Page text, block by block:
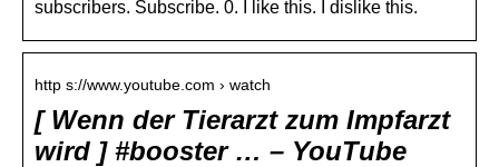
subscribers. Subscribe. 0. I like this. I dislike this.
http s://www.youtube.com › watch
[ Wenn der Tierarzt zum Impfarzt
wird ] #booster … – YouTube